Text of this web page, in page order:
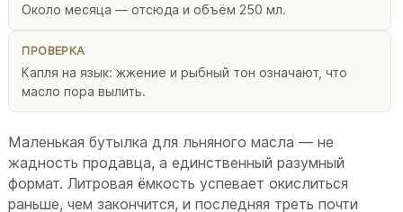
Около месяца — отсюда и объём 250 мл.
ПРОВЕРКА
Капля на язык: жжение и рыбный тон означают, что
масло пора вылить.
Маленькая бутылка для льняного масла — не
жадность продавца, а единственный разумный
формат. Литровая ёмкость успевает окислиться
раньше, чем закончится, и последняя треть почти